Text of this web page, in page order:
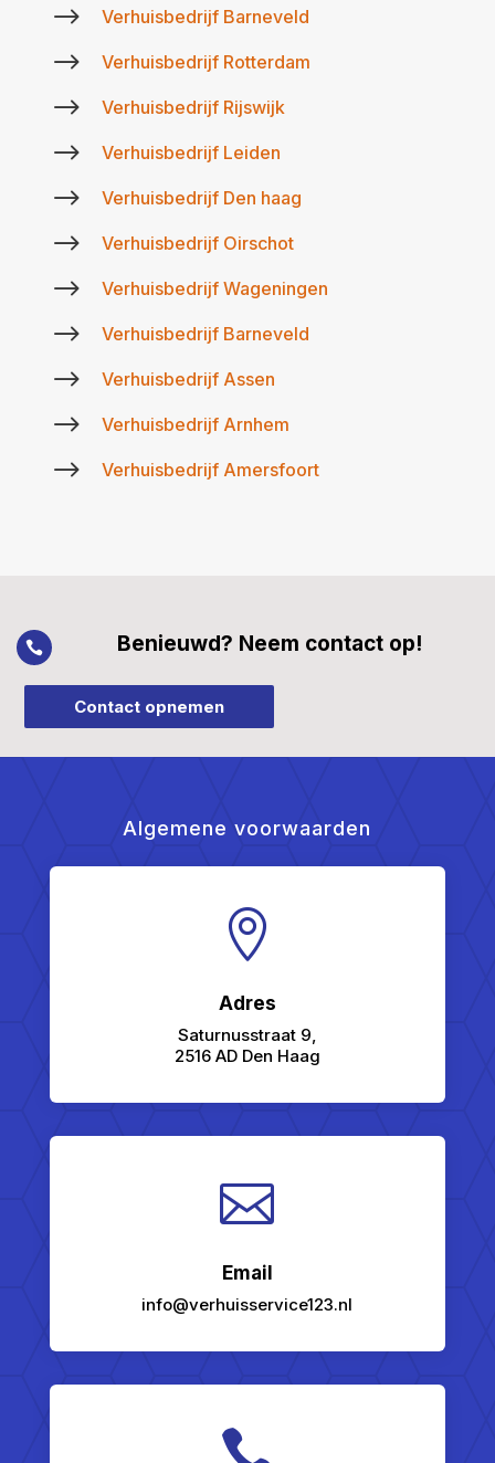
$ Verhuisbedrijf Barneveld
$ Verhuisbedrijf Rotterdam
$ Verhuisbedrijf Rijswijk
$ Verhuisbedrijf Leiden
$ Verhuisbedrijf Den haag
$ Verhuisbedrijf Oirschot
$ Verhuisbedrijf Wageningen
$ Verhuisbedrijf Barneveld
$ Verhuisbedrijf Assen
$ Verhuisbedrijf Arnhem
$ Verhuisbedrijf Amersfoort
 Benieuwd? Neem contact op!
Contact opnemen
Algemene voorwaarden

Adres
Saturnusstraat 9,
2516 AD Den Haag

Email
info@verhuisservice123.nl